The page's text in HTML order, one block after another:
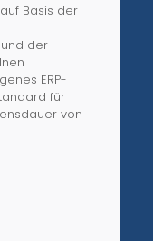
Basis der
der
ERP-
für
von